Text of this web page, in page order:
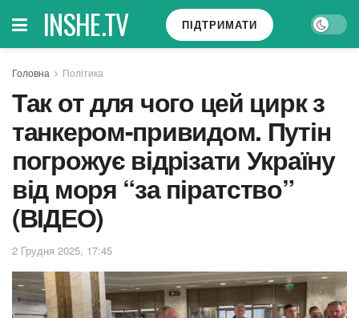
INSHE.TV ПІДТРИМАТИ
Головна Політика
Так от для чого цей цирк з
танкером-привидом. Путін
погрожує відрізати Україну
від моря “за піратство”
(ВІДЕО)
2 Грудня 2025, 17:45